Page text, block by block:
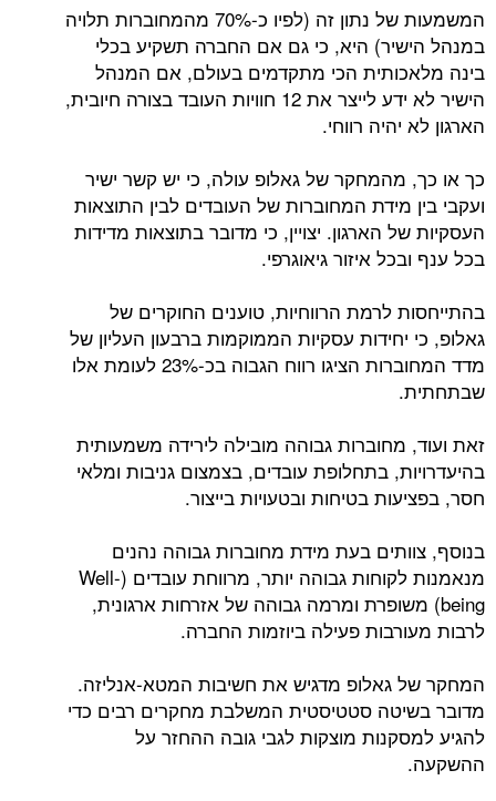
המשמעות של נתון זה (לפיו כ-70% מהמחוברות תלויה
במנהל הישיר) היא, כי גם אם החברה תשקיע בכלי
בינה מלאכותית הכי מתקדמים בעולם, אם המנהל
הישיר לא ידע לייצר את 12 חוויות העובד בצורה חיובית,
הארגון לא יהיה רווחי.
כך או כך, מהמחקר של גאלופ עולה, כי יש קשר ישיר
ועקבי בין מידת המחוברות של העובדים לבין התוצאות
העסקיות של הארגון. יצויין, כי מדובר בתוצאות מדידות
בכל ענף ובכל איזור גיאוגרפי.
בהתייחסות לרמת הרווחיות, טוענים החוקרים של
גאלופ, כי יחידות עסקיות הממוקמות ברבעון העליון של
מדד המחוברות הציגו רווח הגבוה בכ-23% לעומת אלו
שבתחתית.
זאת ועוד, מחוברות גבוהה מובילה לירידה משמעותית
בהיעדרויות, בתחלופת עובדים, בצמצום גניבות ומלאי
חסר, בפציעות בטיחות ובטעויות בייצור.
בנוסף, צוותים בעת מידת מחוברות גבוהה נהנים
מנאמנות לקוחות גבוהה יותר, מרווחת עובדים (Well-
being) משופרת ומרמה גבוהה של אזרחות ארגונית,
לרבות מעורבות פעילה ביוזמות החברה.
המחקר של גאלופ מדגיש את חשיבות המטא-אנליזה.
מדובר בשיטה סטטיסטית המשלבת מחקרים רבים כדי
להגיע למסקנות מוצקות לגבי גובה ההחזר על
ההשקעה.